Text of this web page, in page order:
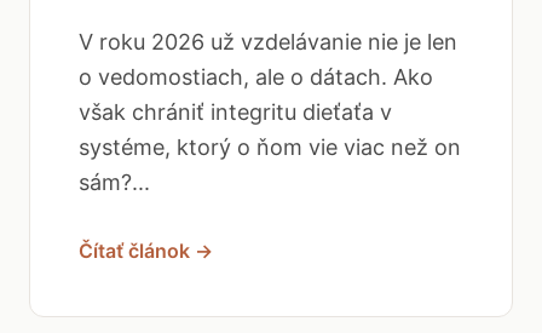
V roku 2026 už vzdelávanie nie je len
o vedomostiach, ale o dátach. Ako
však chrániť integritu dieťaťa v
systéme, ktorý o ňom vie viac než on
sám?...
Čítať článok →